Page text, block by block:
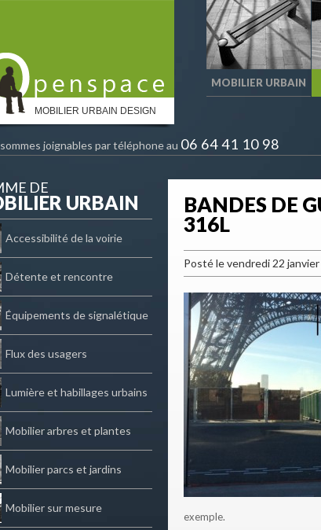
MOBILIER URBAIN DESIGN
MOBILIER URBAIN
joignables par téléphone au 06 64 41 10 98
DE
URBAIN
Accessibilité de la voirie
Détente et rencontre
Équipements de signalétique
Flux des usagers
Lumière et habillages urbains
Mobilier arbres et plantes
Mobilier parcs et jardins
Mobilier sur mesure
BANDES DE
316L
Posté le vendredi 22 janvier
exemple.